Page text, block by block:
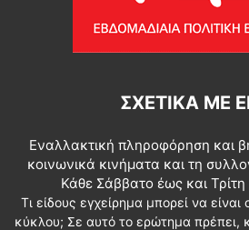
ΣΧΕΤΙΚΆ ΜΕ
Εναλλακτική πληροφόρηση και
κοινωνικά κινήματα και τη
Κάθε Σάββατο έως και Τρίτη
Τι είδους εγχείρημα μπορεί να
κύκλου; Σε αυτό το ερώτημα πρέπει,